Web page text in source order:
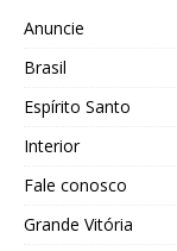
Anuncie
Brasil
Espírito Santo
Interior
Fale conosco
Grande Vitória